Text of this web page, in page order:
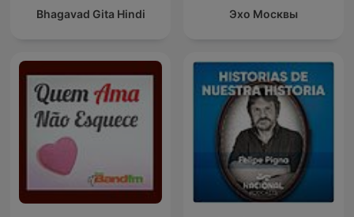
Bhagavad Gita Hindi Эхо Москвы